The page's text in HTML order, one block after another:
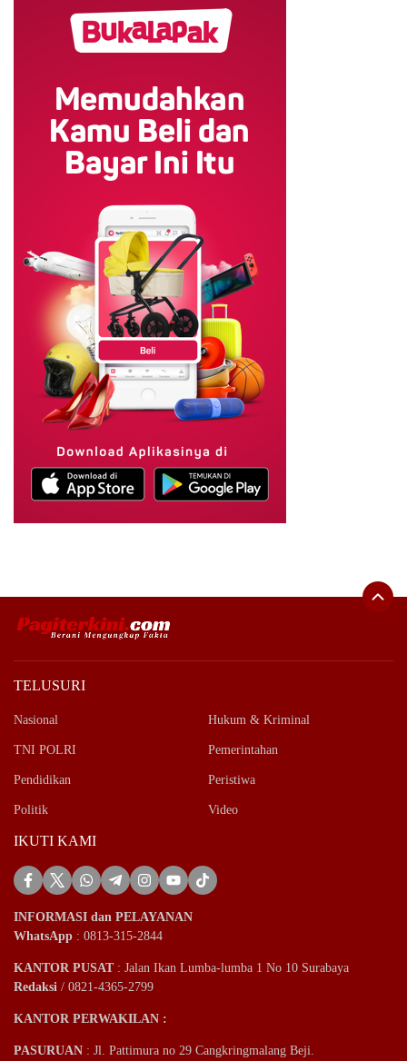
TELUSURI
Nasional Hukum & Kriminal
TNI POLRI Pemerintahan
Pendidikan Peristiwa
Politik Video
IKUTI KAMI
INFORMASI dan PELAYANAN
WhatsApp : 0813-315-2844
KANTOR PUSAT: Jalan Ikan Lumba-lumba 1 No 10 Surabaya
Redaksi / 0821-4365-2799
KANTOR PERWAKILAN :
PASURUAN : Jl. Pattimura no 29 Cangkringmalang Beji.